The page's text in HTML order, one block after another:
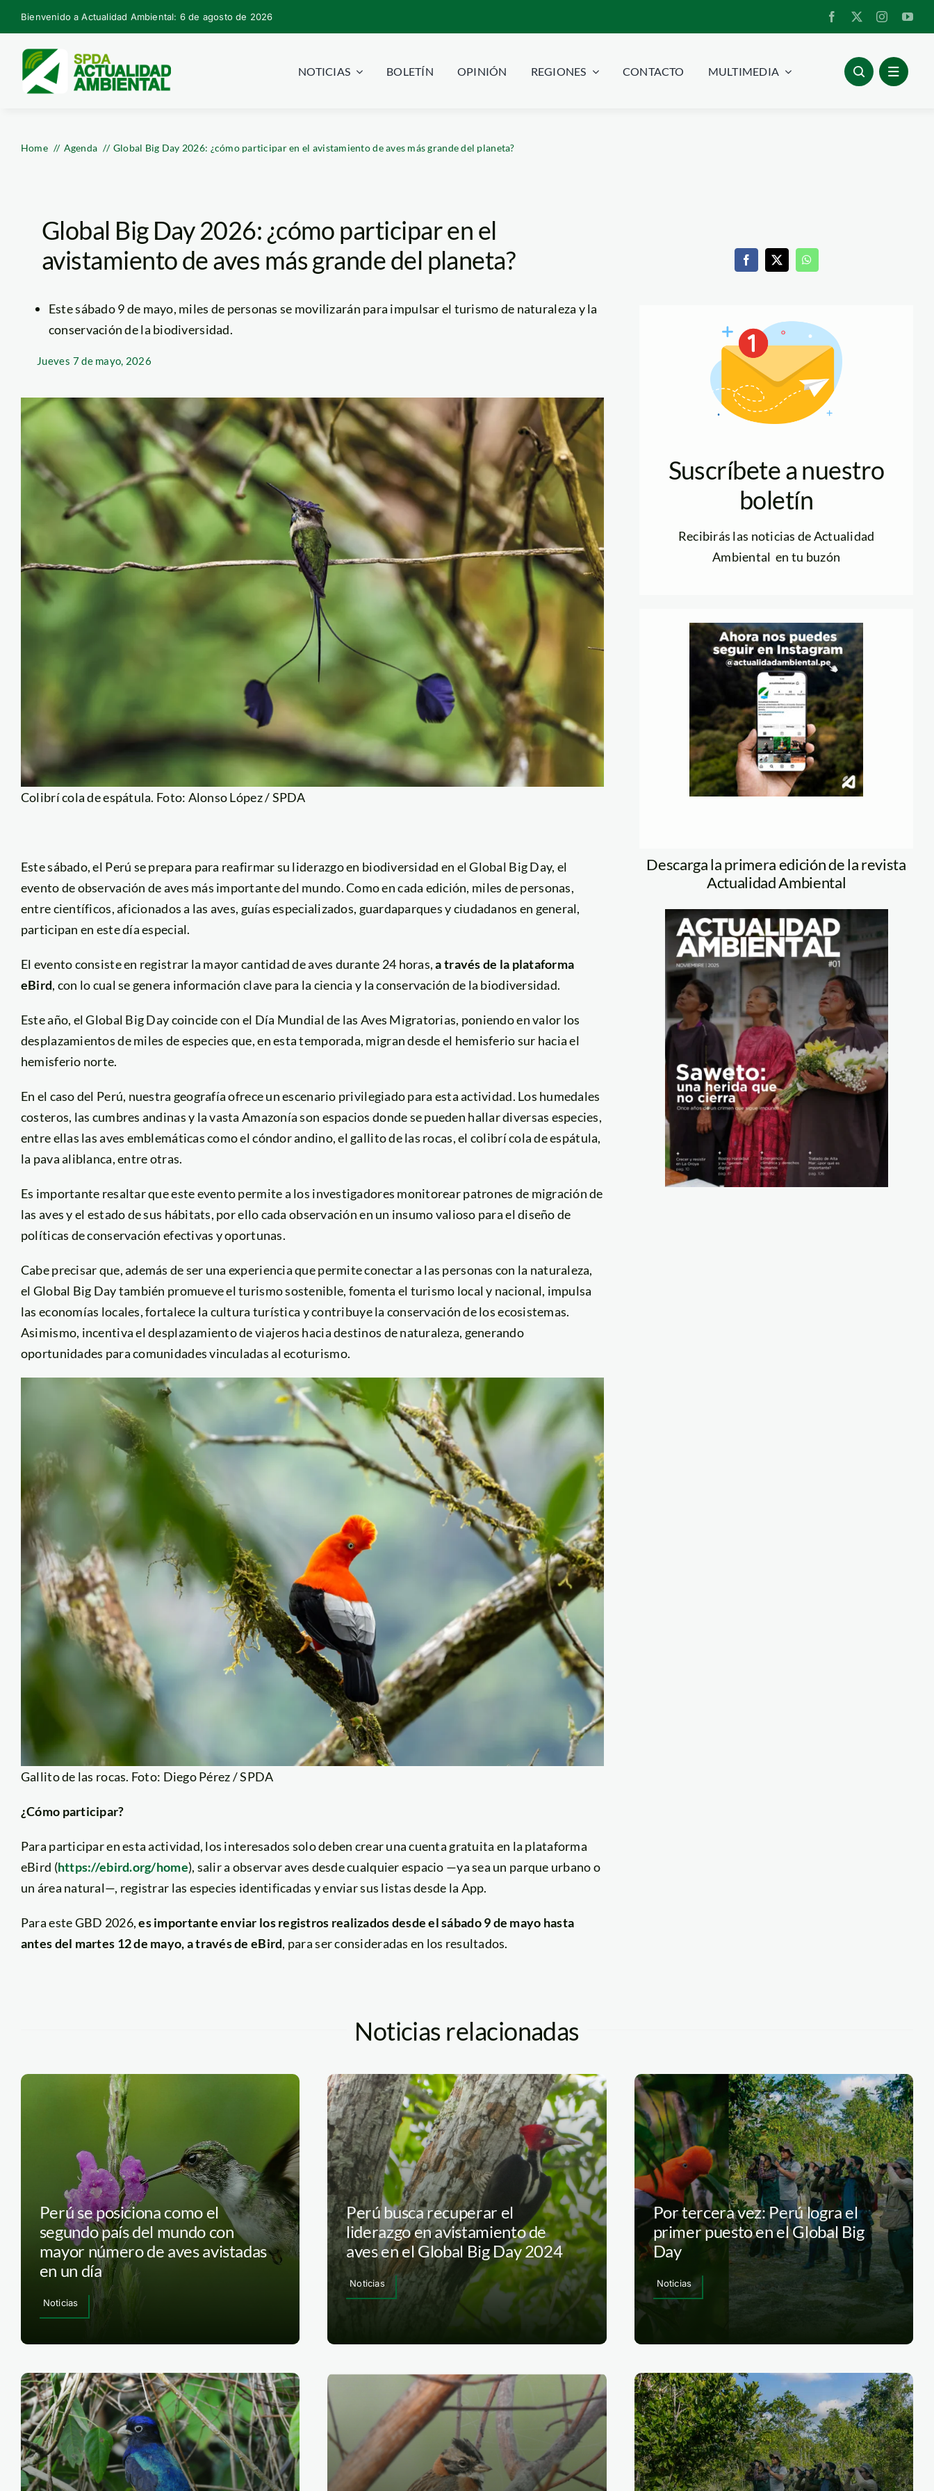
Skip
to
content
Bienvenido a Actualidad Ambiental: 6 de agosto de 2026
NOTICIAS BOLETÍN OPINIÓN REGIONES CONTACTO MULTIMEDIA
Home Agenda Global Big Day 2026: ¿cómo participar en el avistamiento de aves más grande del planeta?
Global Big Day 2026: ¿cómo participar en el
avistamiento de aves más grande del planeta?
Este sábado 9 de mayo, miles de personas se movilizarán para impulsar el turismo de naturaleza y la
conservación de la biodiversidad.
Jueves 7 de mayo, 2026
Colibrí cola de espátula. Foto: Alonso López / SPDA
Este sábado, el Perú se prepara para reafirmar su liderazgo en biodiversidad en el Global Big Day, el
evento de observación de aves más importante del mundo. Como en cada edición, miles de personas,
entre científicos, aficionados a las aves, guías especializados, guardaparques y ciudadanos en general,
participan en este día especial.
El evento consiste en registrar la mayor cantidad de aves durante 24 horas,a través de la plataforma
eBird, con lo cual se genera información clave para la ciencia y la conservación de la biodiversidad.
Este año, el Global Big Day coincide con el Día Mundial de las Aves Migratorias, poniendo en valor los
desplazamientos de miles de especies que, en esta temporada, migran desde el hemisferio sur hacia el
hemisferio norte.
En el caso del Perú, nuestra geografía ofrece un escenario privilegiado para esta actividad. Los humedales
costeros, las cumbres andinas y la vasta Amazonía son espacios donde se pueden hallar diversas especies,
entre ellas las aves emblemáticas como el cóndor andino, el gallito de las rocas, el colibrí cola de espátula,
la pava aliblanca, entre otras.
Es importante resaltar que este evento permite a los investigadores monitorear patrones de migración de
las aves y el estado de sus hábitats, por ello cada observación en un insumo valioso para el diseño de
políticas de conservación efectivas y oportunas.
Cabe precisar que, además de ser una experiencia que permite conectar a las personas con la naturaleza,
el Global Big Day también promueve el turismo sostenible, fomenta el turismo local y nacional, impulsa
las economías locales, fortalece la cultura turística y contribuye la conservación de los ecosistemas.
Asimismo, incentiva el desplazamiento de viajeros hacia destinos de naturaleza, generando
oportunidades para comunidades vinculadas al ecoturismo.
Gallito de las rocas. Foto: Diego Pérez / SPDA
¿Cómo participar?
Para participar en esta actividad, los interesados solo deben crear una cuenta gratuita en la plataforma
eBird (https://ebird.org/home), salir a observar aves desde cualquier espacio —ya sea un parque urbano o
un área natural—, registrar las especies identificadas y enviar sus listas desde la App.
Para este GBD 2026,es importante enviar los registros realizados desde el sábado 9 de mayo hasta
antes del martes 12 de mayo, a través de eBird, para ser consideradas en los resultados.
Suscríbete a nuestro
boletín
Recibirás las noticias de Actualidad
Ambiental en tu buzón
Descarga la primera edición de la revista
Actualidad Ambiental
Noticias relacionadas
Perú se posiciona como el
segundo país del mundo con
mayor número de aves avistadas
en un día
Noticias
Perú busca recuperar el
liderazgo en avistamiento de
aves en el Global Big Day 2024
Noticias
Por tercera vez: Perú logra el
primer puesto en el Global Big
Day
Noticias